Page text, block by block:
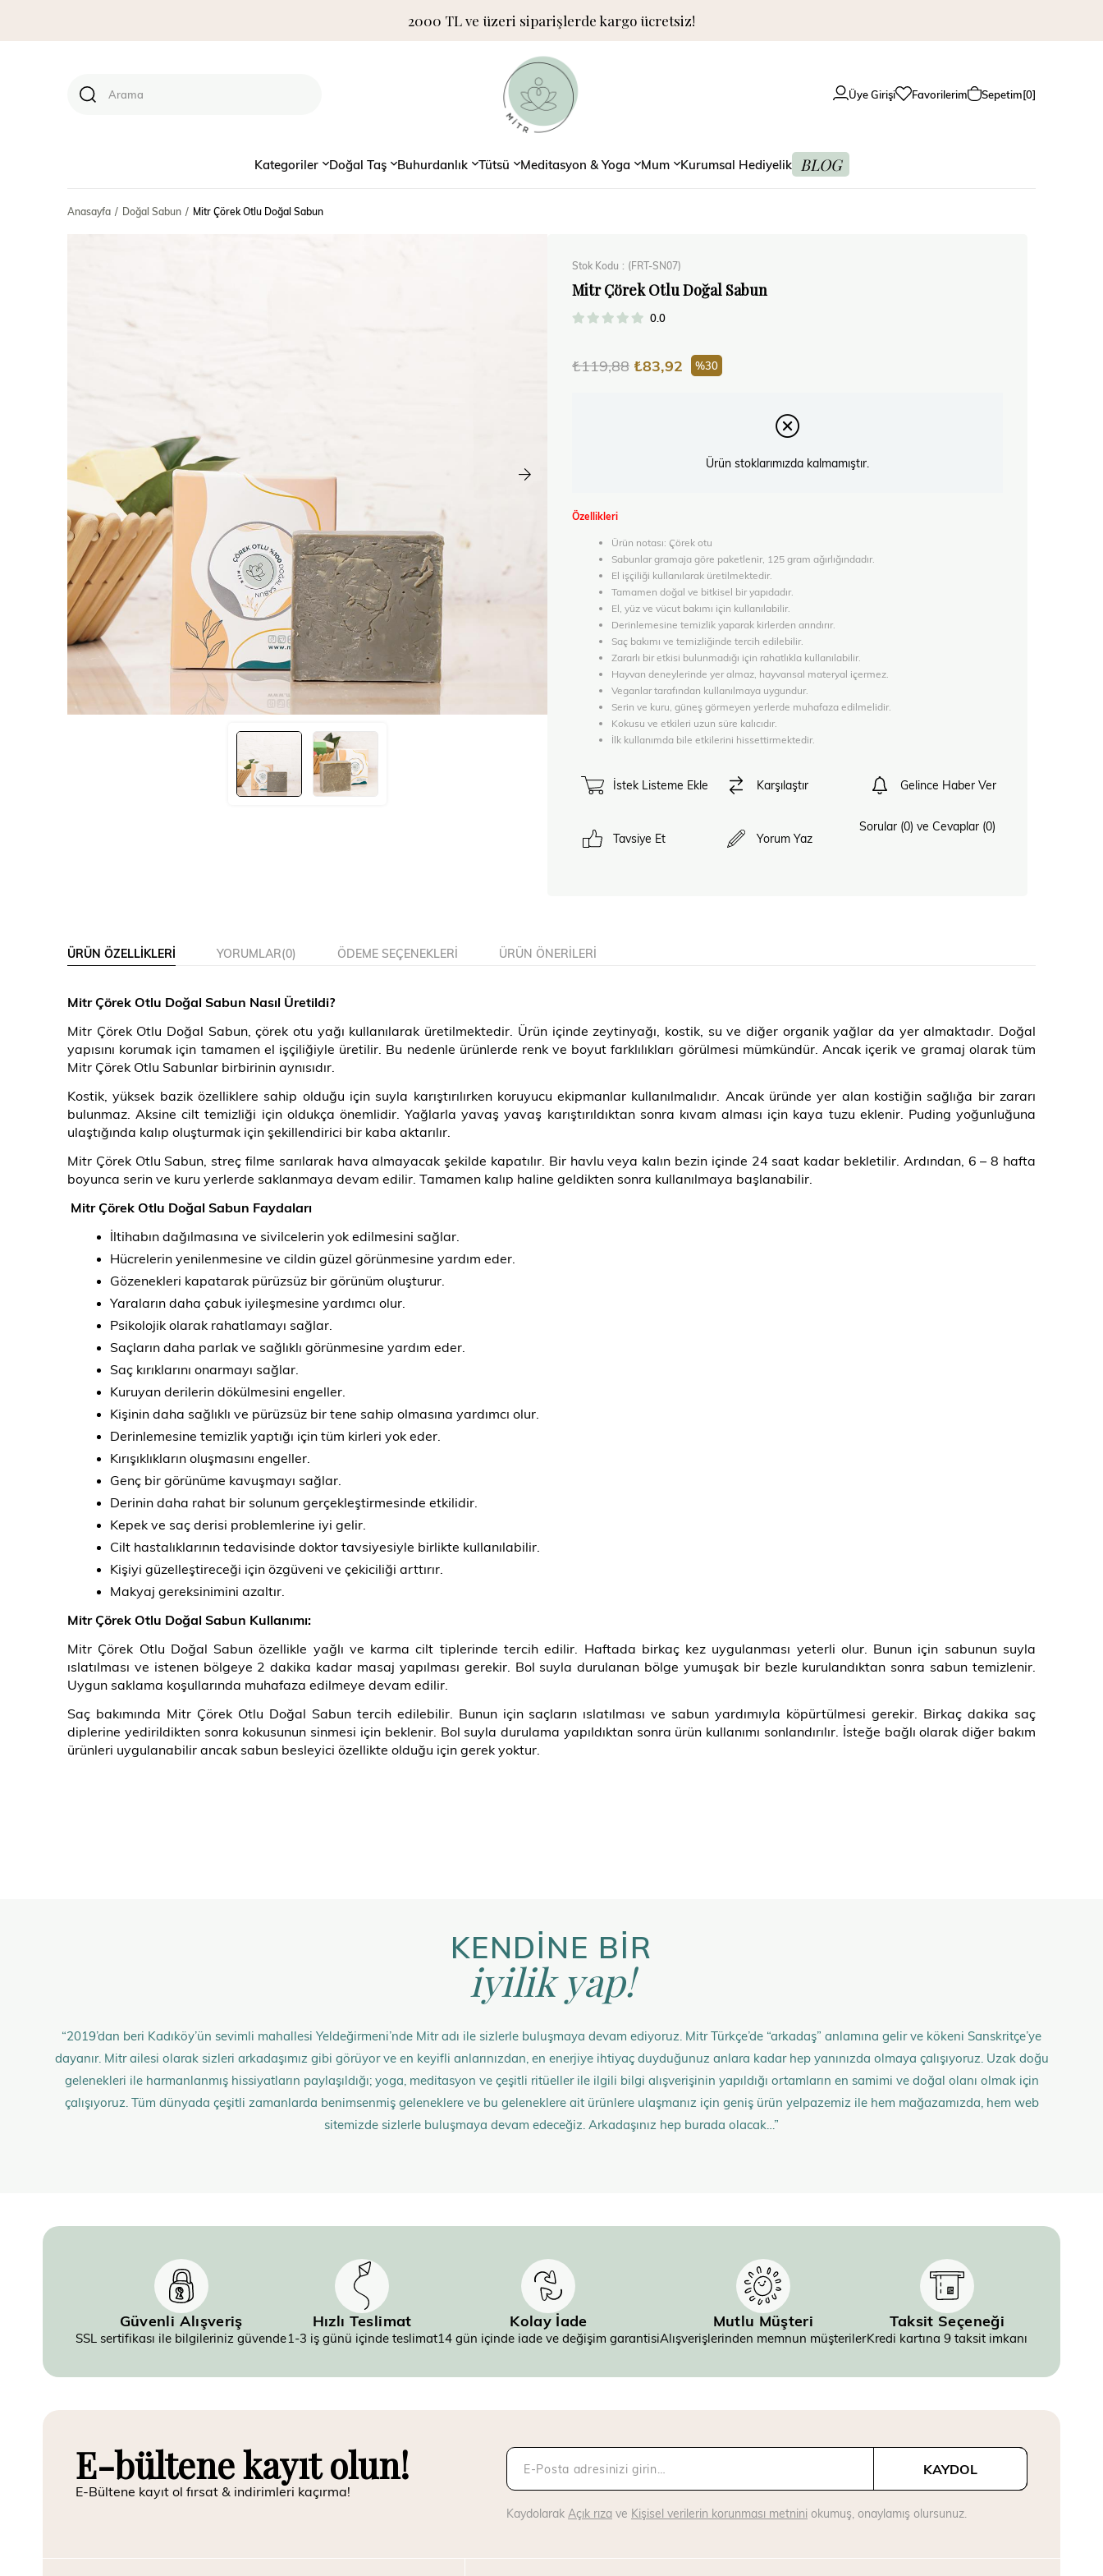
2000 TL ve üzeri siparişlerde kargo ücretsiz!
Üye Girişi Favorilerim Sepetim 0
Kategoriler Doğal Taş Buhurdanlık Tütsü Meditasyon & Yoga Mum Kurumsal Hediyelik BLOG
Anasayfa Doğal Sabun Mitr Çörek Otlu Doğal Sabun
Stok Kodu (FRT-SN07)
Mitr Çörek Otlu Doğal Sabun
0.0
₺119,88 ₺83,92 30
Ürün stoklarımızda kalmamıştır.
Özellikleri
Ürün notası: Çörek otu
Sabunlar gramaja göre paketlenir, 125 gram ağırlığındadır.
El işçiliği kullanılarak üretilmektedir.
Tamamen doğal ve bitkisel bir yapıdadır.
El, yüz ve vücut bakımı için kullanılabilir.
Derinlemesine temizlik yaparak kirlerden arındırır.
Saç bakımı ve temizliğinde tercih edilebilir.
Zararlı bir etkisi bulunmadığı için rahatlıkla kullanılabilir.
Hayvan deneylerinde yer almaz, hayvansal materyal içermez.
Veganlar tarafından kullanılmaya uygundur.
Serin ve kuru, güneş görmeyen yerlerde muhafaza edilmelidir.
Kokusu ve etkileri uzun süre kalıcıdır.
İlk kullanımda bile etkilerini hissettirmektedir.
İstek Listeme Ekle Karşılaştır Gelince Haber Ver
Tavsiye Et Yorum Yaz
Sorular (0) ve Cevaplar (0)
ÜRÜN ÖZELLIKLERI YORUMLAR(0) ÖDEME SEÇENEKLERI ÜRÜN ÖNERILERI
Mitr Çörek Otlu Doğal Sabun Nasıl Üretildi?
Mitr Çörek Otlu Doğal Sabun, çörek otu yağı kullanılarak üretilmektedir. Ürün içinde zeytinyağı, kostik, su ve diğer organik yağlar da yer almaktadır. Doğal
yapısını korumak için tamamen el işçiliğiyle üretilir. Bu nedenle ürünlerde renk ve boyut farklılıkları görülmesi mümkündür. Ancak içerik ve gramaj olarak tüm
Mitr Çörek Otlu Sabunlar birbirinin aynısıdır.
Kostik, yüksek bazik özelliklere sahip olduğu için suyla karıştırılırken koruyucu ekipmanlar kullanılmalıdır. Ancak üründe yer alan kostiğin sağlığa bir zararı
bulunmaz. Aksine cilt temizliği için oldukça önemlidir. Yağlarla yavaş yavaş karıştırıldıktan sonra kıvam alması için kaya tuzu eklenir. Puding yoğunluğuna
ulaştığında kalıp oluşturmak için şekillendirici bir kaba aktarılır.
Mitr Çörek Otlu Sabun, streç filme sarılarak hava almayacak şekilde kapatılır. Bir havlu veya kalın bezin içinde 24 saat kadar bekletilir. Ardından, 6 – 8 hafta
boyunca serin ve kuru yerlerde saklanmaya devam edilir. Tamamen kalıp haline geldikten sonra kullanılmaya başlanabilir.
Mitr Çörek Otlu Doğal Sabun Faydaları
İltihabın dağılmasına ve sivilcelerin yok edilmesini sağlar.
Hücrelerin yenilenmesine ve cildin güzel görünmesine yardım eder.
Gözenekleri kapatarak pürüzsüz bir görünüm oluşturur.
Yaraların daha çabuk iyileşmesine yardımcı olur.
Psikolojik olarak rahatlamayı sağlar.
Saçların daha parlak ve sağlıklı görünmesine yardım eder.
Saç kırıklarını onarmayı sağlar.
Kuruyan derilerin dökülmesini engeller.
Kişinin daha sağlıklı ve pürüzsüz bir tene sahip olmasına yardımcı olur.
Derinlemesine temizlik yaptığı için tüm kirleri yok eder.
Kırışıklıkların oluşmasını engeller.
Genç bir görünüme kavuşmayı sağlar.
Derinin daha rahat bir solunum gerçekleştirmesinde etkilidir.
Kepek ve saç derisi problemlerine iyi gelir.
Cilt hastalıklarının tedavisinde doktor tavsiyesiyle birlikte kullanılabilir.
Kişiyi güzelleştireceği için özgüveni ve çekiciliği arttırır.
Makyaj gereksinimini azaltır.
Mitr Çörek Otlu Doğal Sabun Kullanımı:
Mitr Çörek Otlu Doğal Sabun özellikle yağlı ve karma cilt tiplerinde tercih edilir. Haftada birkaç kez uygulanması yeterli olur. Bunun için sabunun suyla
ıslatılması ve istenen bölgeye 2 dakika kadar masaj yapılması gerekir. Bol suyla durulanan bölge yumuşak bir bezle kurulandıktan sonra sabun temizlenir.
Uygun saklama koşullarında muhafaza edilmeye devam edilir.
Saç bakımında Mitr Çörek Otlu Doğal Sabun tercih edilebilir. Bunun için saçların ıslatılması ve sabun yardımıyla köpürtülmesi gerekir. Birkaç dakika saç
diplerine yedirildikten sonra kokusunun sinmesi için beklenir. Bol suyla durulama yapıldıktan sonra ürün kullanımı sonlandırılır. İsteğe bağlı olarak diğer bakım
ürünleri uygulanabilir ancak sabun besleyici özellikte olduğu için gerek yoktur.
KENDİNE BİR
iyilik yap!
“2019’dan beri Kadıköy’ün sevimli mahallesi Yeldeğirmeni’nde Mitr adı ile sizlerle buluşmaya devam ediyoruz. Mitr Türkçe’de “arkadaş” anlamına gelir ve kökeni Sanskritçe’ye
dayanır. Mitr ailesi olarak sizleri arkadaşımız gibi görüyor ve en keyifli anlarınızdan, en enerjiye ihtiyaç duyduğunuz anlara kadar hep yanınızda olmaya çalışıyoruz. Uzak doğu
gelenekleri ile harmanlanmış hissiyatların paylaşıldığı; yoga, meditasyon ve çeşitli ritüeller ile ilgili bilgi alışverişinin yapıldığı ortamların en samimi ve doğal olanı olmak için
çalışıyoruz. Tüm dünyada çeşitli zamanlarda benimsenmiş geleneklere ve bu geleneklere ait ürünlere ulaşmanız için geniş ürün yelpazemiz ile hem mağazamızda, hem web
sitemizde sizlerle buluşmaya devam edeceğiz. Arkadaşınız hep burada olacak…”
Güvenli Alışveriş
SSL sertifikası ile bilgileriniz güvende
Hızlı Teslimat
1-3 iş günü içinde teslimat
Kolay İade
14 gün içinde iade ve değişim garantisi
Mutlu Müşteri
Alışverişlerinden memnun müşteriler
Taksit Seçeneği
Kredi kartına 9 taksit imkanı
E-bültene kayıt olun!
E-Bültene kayıt ol fırsat & indirimleri kaçırma!
KAYDOL
Kaydolarak Açık rıza ve Kişisel verilerin korunması metnini okumuş, onaylamış olursunuz.